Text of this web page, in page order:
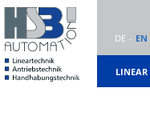
DE EN
LINEAR